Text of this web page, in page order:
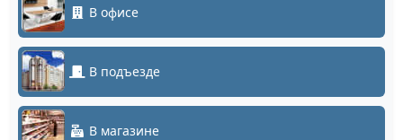
В офисе
В подъезде
В магазине